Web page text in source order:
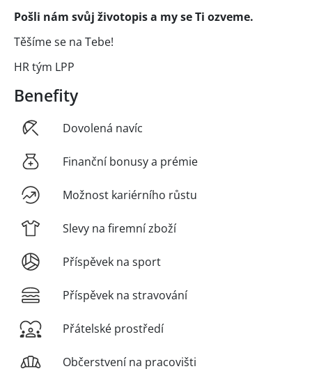
Pošli nám svůj životopis a my se Ti ozveme.
Těšíme se na Tebe!
HR tým LPP
Benefity
Dovolená navíc
Finanční bonusy a prémie
Možnost kariérního růstu
Slevy na firemní zboží
Příspěvek na sport
Příspěvek na stravování
Přátelské prostředí
Občerstvení na pracovišti